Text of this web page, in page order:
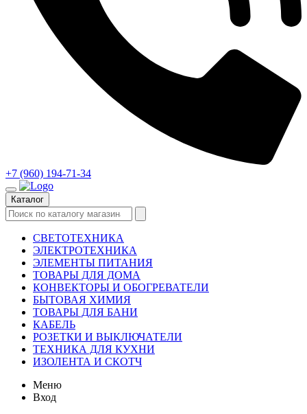
+7 (960) 194-71-34
Каталог
СВЕТОТЕХНИКА
ЭЛЕКТРОТЕХНИКА
ЭЛЕМЕНТЫ ПИТАНИЯ
ТОВАРЫ ДЛЯ ДОМА
КОНВЕКТОРЫ И ОБОГРЕВАТЕЛИ
БЫТОВАЯ ХИМИЯ
ТОВАРЫ ДЛЯ БАНИ
КАБЕЛЬ
РОЗЕТКИ И ВЫКЛЮЧАТЕЛИ
ТЕХНИКА ДЛЯ КУХНИ
ИЗОЛЕНТА И СКОТЧ
Меню
Вход